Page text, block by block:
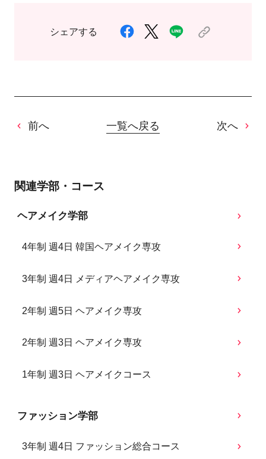
シェアする
前へ 一覧へ戻る 次へ
関連学部・コース
ヘアメイク学部
4年制 週4日 韓国ヘアメイク専攻
3年制 週4日 メディアヘアメイク専攻
2年制 週5日 ヘアメイク専攻
2年制 週3日 ヘアメイク専攻
1年制 週3日 ヘアメイクコース
ファッション学部
3年制 週4日 ファッション総合コース